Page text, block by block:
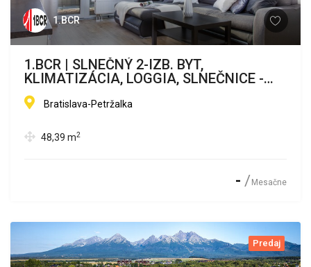
1.BCR
1.BCR | SLNEČNÝ 2-IZB. BYT,
KLIMATIZÁCIA, LOGGIA, SLNEČNICE -
VILADOMY
Bratislava-Petržalka
48,39 m2
- Mesačne
Predaj